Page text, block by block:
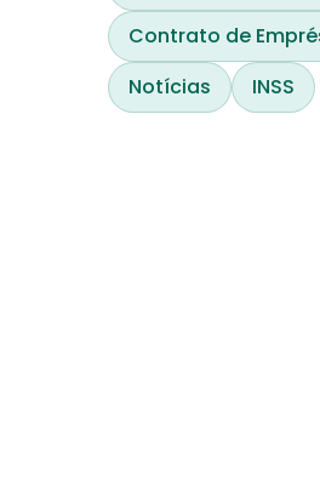
Contrato de
Notícias
INSS